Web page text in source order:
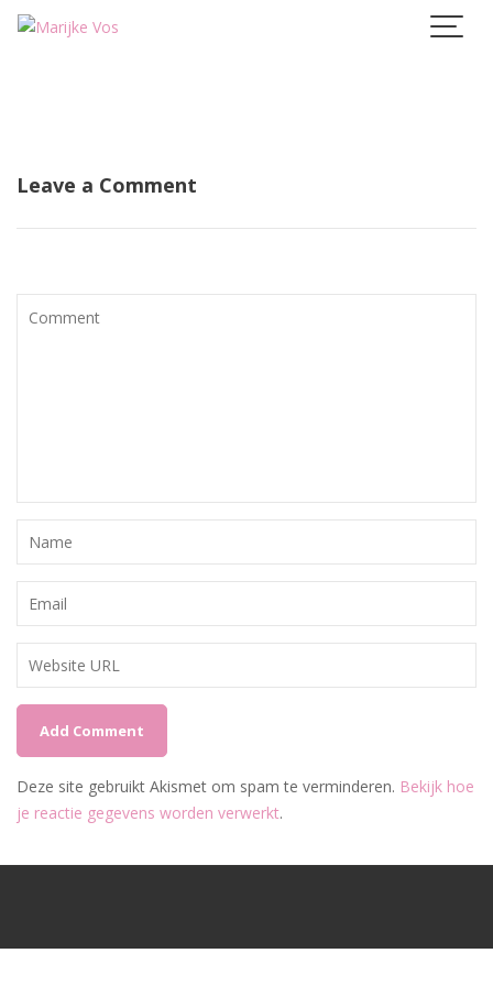
Skip
Leave a Comment
Deze site gebruikt Akismet om spam te verminderen. Bekijk hoe
je reactie gegevens worden verwerkt.